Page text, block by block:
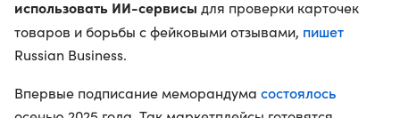
использовать ИИ-сервисы для проверки карточек
товаров и борьбы с фейковыми отзывами, пишет
Russian Business.
Впервые подписание меморандума состоялось